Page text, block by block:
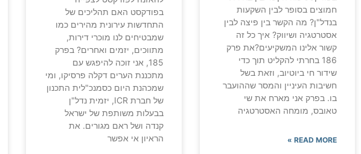
חמוצים בסופר לבין השקעות
בנדל"ן? מה הקשר בין פיצה לבין
אסטרטגיה ושיווק? איך כל זה
קשור אלינו המשקיעים?את פרק
186 בחרתי להקליט תוך כדי
שידור חי ביוטיוב, וזאת בשל
חשיבות העיניין והמסר שההועבר
בו. בפרק אני מארח את שי
טאובס, מומחה האסטרטגיה
READ MORE »
בפודקסט האם תהליכים של
התחדשות עירונית מהירים כמו
שמבטיחים לנו מוכרי דירות,
מתווכים, יזמים ואחרים? בפרק
185, אני זוכה להיפגש עם
מתכננת הערים דקלה פרסיקו, ומי
שמכהנת היום כסמנכ"לית התכנון
של חברת ICR, יזמית נדל"ן
בבעלות משותפת של ישראל
קנדה ושל ראם מגורים. את
הראיון אי אפשר